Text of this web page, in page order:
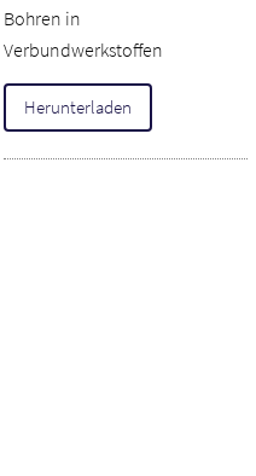
Bohren in
Verbundwerkstoffen
Herunterladen